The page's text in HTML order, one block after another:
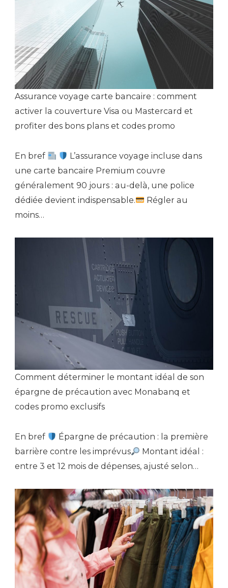
Assurance voyage carte bancaire : comment
activer la couverture Visa ou Mastercard et
profiter des bons plans et codes promo
En bref
L’assurance voyage incluse dans
une carte bancaire Premium couvre
généralement 90 jours : au-delà, une police
dédiée devient indispensable.
Régler au
moins…
Comment déterminer le montant idéal de son
épargne de précaution avec Monabanq et
codes promo exclusifs
En bref
Épargne de précaution : la première
barrière contre les imprévus
Montant idéal :
entre 3 et 12 mois de dépenses, ajusté selon…